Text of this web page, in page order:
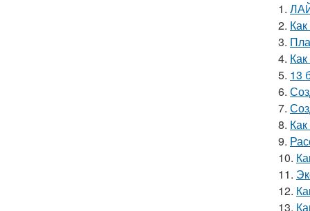
1.
2.
3.
4.
5. 13
6.
7.
8.
9.
10.
11.
12.
13.